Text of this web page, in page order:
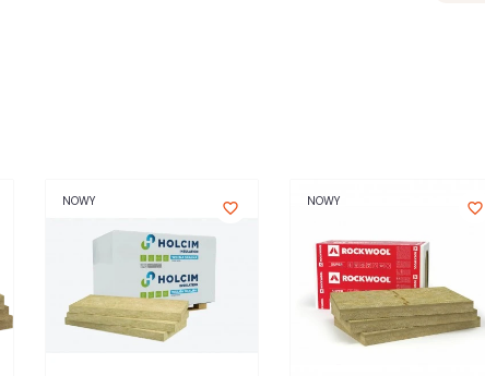
NOWY favorite_border NOWY favorite_border